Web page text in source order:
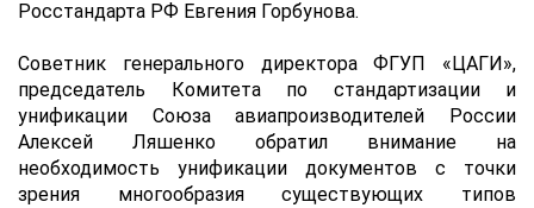
Росстандарта РФ Евгения Горбунова.
Советник генерального директора ФГУП «ЦАГИ»,
председатель Комитета по стандартизации и
унификации Союза авиапроизводителей России
Алексей Ляшенко обратил внимание на
необходимость унификации документов с точки
зрения многообразия существующих типов